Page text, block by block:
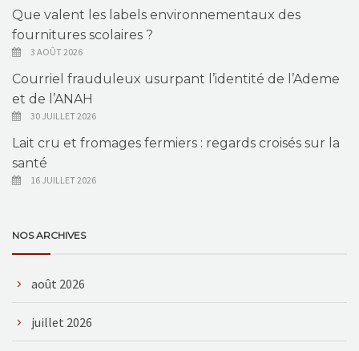
Que valent les labels environnementaux des
fournitures scolaires ?
3 AOÛT 2026
Courriel frauduleux usurpant l’identité de l’Ademe
et de l’ANAH
30 JUILLET 2026
Lait cru et fromages fermiers : regards croisés sur la
santé
16 JUILLET 2026
NOS ARCHIVES
août 2026
juillet 2026